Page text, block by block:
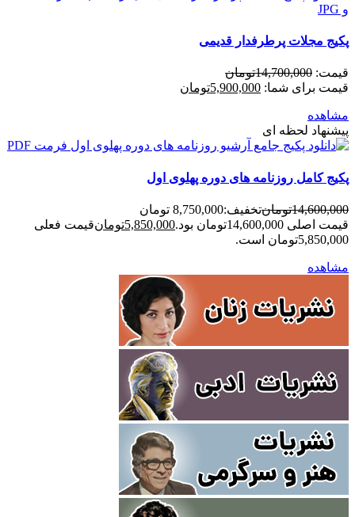
پکیج مجلات پرطرفدار قدیمی
قیمت: 14,700,000تومان
قیمت برای شما: 5,900,000تومان
مشاهده
پیشنهاد لحظه ای
پکیج کامل روزنامه های دوره پهلوی اول
14,600,000تومانتخفیف:8,750,000 تومان
قیمت اصلی 14,600,000تومان بود.
5,850,000تومانقیمت فعلی
5,850,000تومان است.
مشاهده